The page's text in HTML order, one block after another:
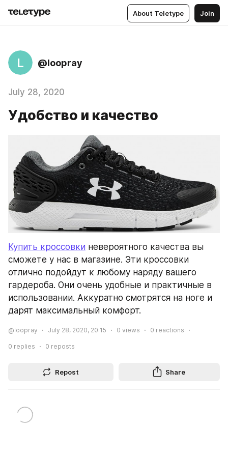
About Teletype Join
L @loopray
July 28, 2020
Удобство и качество
Купить кроссовки невероятного качества вы
сможете у нас в магазине. Эти кроссовки
отлично подойдут к любому наряду вашего
гардероба. Они очень удобные и практичные в
использовании. Аккуратно смотрятся на ноге и
дарят максимальный комфорт.
@loopray July 28, 2020, 20:15 0 views 0 reactions
0 replies 0 reposts
Repost Share